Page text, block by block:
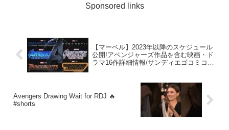
Sponsored links
【マーベル】2023年以降のスケジュール
公開!アベンジャーズ作品を含む映画・ド
ラマ16作詳細情報/サンディエゴコミコン
Avengers Drawing Wait for RDJ 🔥
#shorts